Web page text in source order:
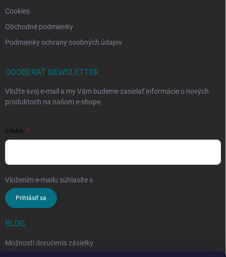
Cookies
Obchodné podmienky
Podmienky ochrany osobných údajov
ODOBERAŤ NEWSLETTER
Vložte svoj e-mail a my Vám budeme zasielať informácie o nových
produktoch na našom e-shope.
EMAIL
Vložením e-mailu súhlasíte s
Prihlásiť sa
BLOG
Možnosti doručenia zásielky